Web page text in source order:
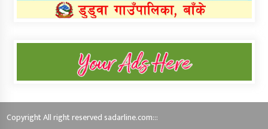
Copyright All right reserved sadarline.com:::